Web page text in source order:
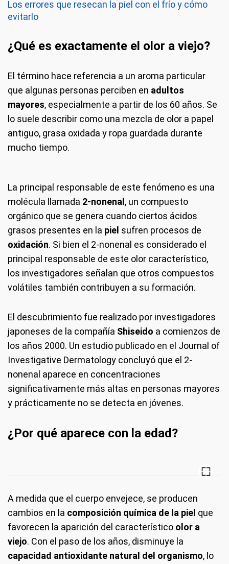
Los errores que resecan la piel con el frío y cómo
evitarlo
¿Qué es exactamente el olor a viejo?
El término hace referencia a un aroma particular
que algunas personas perciben en adultos
mayores, especialmente a partir de los 60 años. Se
lo suele describir como una mezcla de olor a papel
antiguo, grasa oxidada y ropa guardada durante
mucho tiempo.
La principal responsable de este fenómeno es una
molécula llamada 2-nonenal , un compuesto
orgánico que se genera cuando ciertos ácidos
grasos presentes en la piel sufren procesos de
oxidación. Si bien el 2-nonenal es considerado el
principal responsable de este olor característico,
los investigadores señalan que otros compuestos
volátiles también contribuyen a su formación.
El descubrimiento fue realizado por investigadores
japoneses de la compañía Shiseido a comienzos de
los años 2000. Un estudio publicado en el Journal of
Investigative Dermatology concluyó que el 2-
nonenal aparece en concentraciones
significativamente más altas en personas mayores
y prácticamente no se detecta en jóvenes.
¿Por qué aparece con la edad?
A medida que el cuerpo envejece, se producen
cambios en la composición química de la piel que
favorecen la aparición del característico olor a
viejo. Con el paso de los años, disminuye la
capacidad antioxidante natural del organismo, lo